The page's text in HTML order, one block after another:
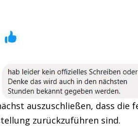
auszuschließen, dass die
zurückzuführen sind.